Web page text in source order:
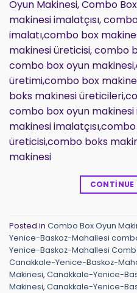
Oyun Makinesi, Combo
makinesi imalatçısı,
imalatı,combo box
makinesi üreticisi, combo
combo box oyun
üretimi,combo box
boks makinesi
combo box oyun
makinesi
üreticisi,combo boks
makinesi
CONTINUE
Posted in Combo Box Oyun
Yenice-Baskoz-Mahallesi
Yenice-Baskoz-Mahallesi
Canakkale-Yenice-Baskoz-
Makinesi, Canakkale-Yenice-
Makinesi, Canakkale-Yenice-